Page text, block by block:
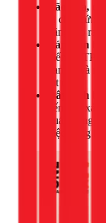
Lão hóa,
bị chai
năng tạo ra
Bám cặn
biến tại
van xả và
lọt qua.
Dây xích bị
đến van xả
quá chùng,
việc đóng kín.